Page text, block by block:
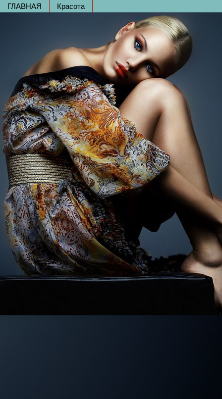
ГЛАВНАЯ Красота